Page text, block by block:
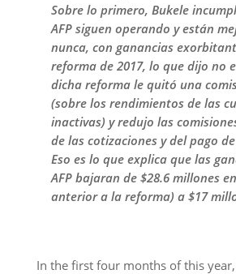
Sobre lo primero, Bukele
AFP siguen operando y están
nunca, con ganancias
reforma de 2017, lo que dijo no
dicha reforma le quitó una
(sobre los rendimientos de las
inactivas) y redujo las
de las cotizaciones y del pago
Eso es lo que explica que las
AFP bajaran de $28.6 millones
anterior a la reforma) a $17
In the first four months of this